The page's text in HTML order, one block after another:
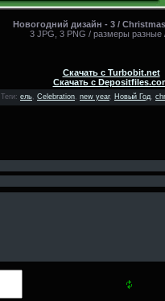
Новогодний дизайн - 3 /
3 JPG, 3 PNG / размеры разные
Скачать с Turbobit.net
Скачать с
Теги: ель, Celebration, new year, Новый Год,